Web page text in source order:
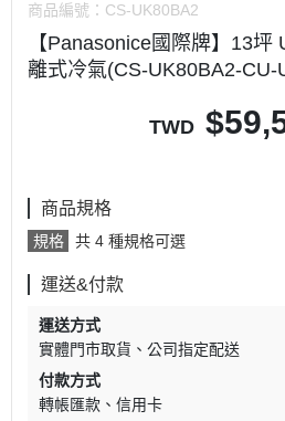
商品編號： CS-UK80BA2
【Panasonice國際牌】13
離式冷氣(CS-UK80BA2-CU-
TWD $
商品規格
規格 共 4 種規格可選
運送&付款
運送方式
實體門市取貨
公司指定配送
付款方式
轉帳匯款
信用卡